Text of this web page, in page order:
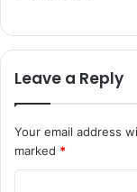
Leave a Reply
Your email address
marked *